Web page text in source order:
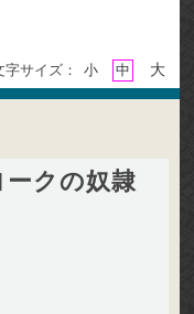
字サイズ： 小 中 大
クの奴隷